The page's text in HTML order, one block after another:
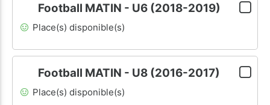
Football MATIN - U6 (2018-2019)
Place(s) disponible(s)
Football MATIN - U8 (2016-2017)
Place(s) disponible(s)